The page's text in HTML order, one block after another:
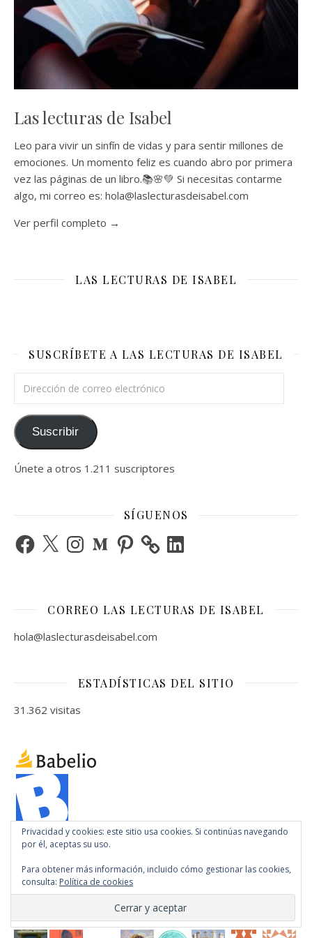
Las lecturas de Isabel
Leo para vivir un sinfín de vidas y para sentir millones de
emociones. Un momento feliz es cuando abro por primera
vez las páginas de un libro.📚🌸💚 Si necesitas contarme
algo, mi correo es: hola@laslecturasdeisabel.com
Ver perfil completo →
LAS LECTURAS DE ISABEL
SUSCRÍBETE A LAS LECTURAS DE ISABEL
Suscribir
Únete a otros 1.211 suscriptores
SÍGUENOS
Facebook
X InstagramMediumPinterest LinkedIn
CORREO LAS LECTURAS DE ISABEL
hola@laslecturasdeisabel.com
ESTADÍSTICAS DEL SITIO
31.362 visitas
COMUNIDAD
Privacidad y cookies: este sitio usa cookies. Si continúas navegando
por él, aceptas su uso.
Para obtener más información, incluido cómo gestionar las cookies,
consulta: Política de cookies